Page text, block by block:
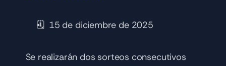
🗓️  15 de diciembre de 2025
Se realizarán dos sorteos consecutivos